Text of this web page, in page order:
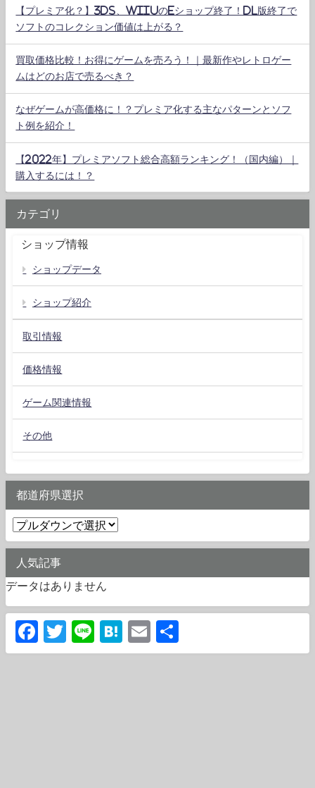
【プレミア化？】3DS、WiiUのeショップ終了！DL版終了で
ソフトのコレクション価値は上がる？
買取価格比較！お得にゲームを売ろう！｜最新作やレトロゲー
ムはどのお店で売るべき？
なぜゲームが高価格に！？プレミア化する主なパターンとソフ
ト例を紹介！
【2022年】プレミアソフト総合高額ランキング！（国内編）｜
購入するには！？
カテゴリ
ショップ情報
ショップデータ
ショップ紹介
取引情報
価格情報
ゲーム関連情報
その他
都道府県選択
人気記事
データはありません
Facebook
Twitter
LineHatena
Email
有